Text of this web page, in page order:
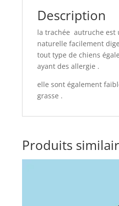
Description
la trachée autruche est
naturelle facilement
tout type de chiens
ayant des allergie .
elle sont également
grasse .
Produits